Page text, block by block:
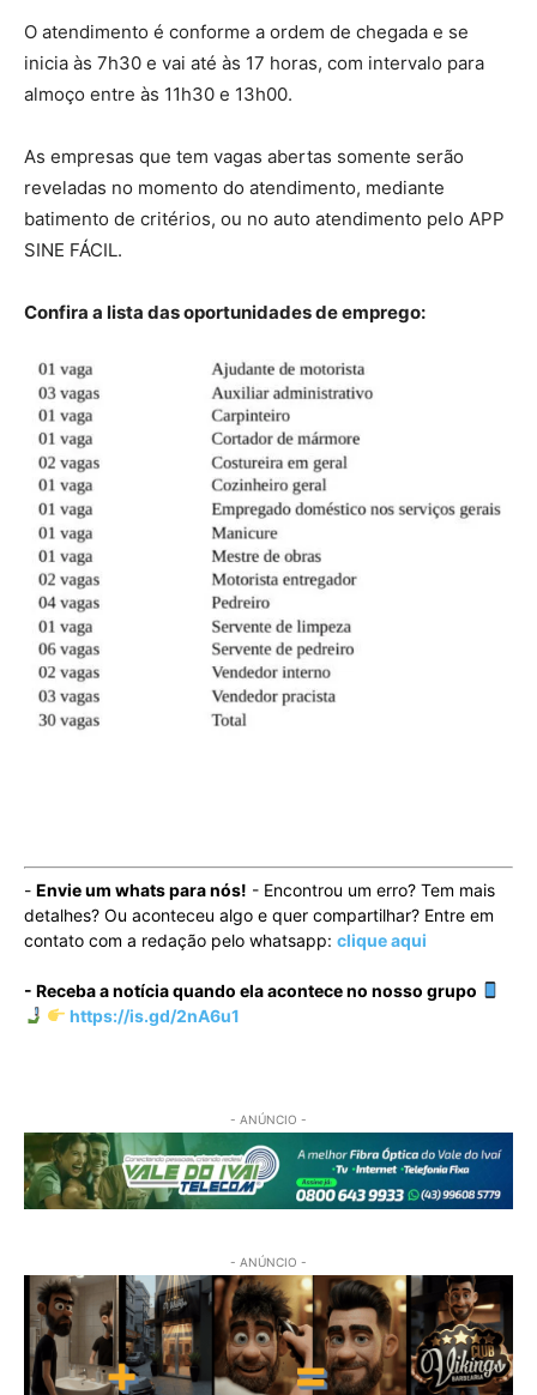
O atendimento é conforme a ordem de chegada e se
inicia às 7h30 e vai até às 17 horas, com intervalo para
almoço entre às 11h30 e 13h00.
As empresas que tem vagas abertas somente serão
reveladas no momento do atendimento, mediante
batimento de critérios, ou no auto atendimento pelo APP
SINE FÁCIL.
Confira a lista das oportunidades de emprego:
- Envie um whats para nós! - Encontrou um erro? Tem mais
detalhes? Ou aconteceu algo e quer compartilhar? Entre em
contato com a redação pelo whatsapp: clique aqui
- Receba a notícia quando ela acontece no nosso grupo
https://is.gd/2nA6u1
- ANÚNCIO -
- ANÚNCIO -